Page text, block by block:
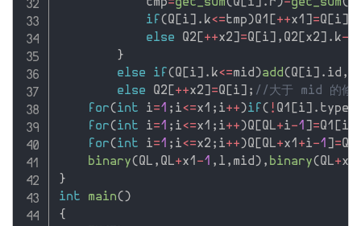
            tmp
=get_sum(Q [i] . r)-get_sum(
if (Q [i] . k<=tmp)Q1 [++x1 ] =Q [i]
else Q2 [++x2] =Q [i] , Q2 [x2] . k-
}
else
if (Q [i] . k<=mid)add(Q [i] . id ,
else Q2 [++x2] =Q [i] ; //大于 mid 的修
for(int i=1 ; i<=x1 ; i++)if ( ! Q1 [i] . type
for(int i=1 ; i<=x1 ; i++)Q [QL+i-1 ] =Q1 [i
for(int i=1 ; i<=x2 ; i++)Q [QL+x1 +i-1 ] =Q2
binary(QL , QL+x1 -1 , l , mid) , binary(QL+x1
}
int
main()
{